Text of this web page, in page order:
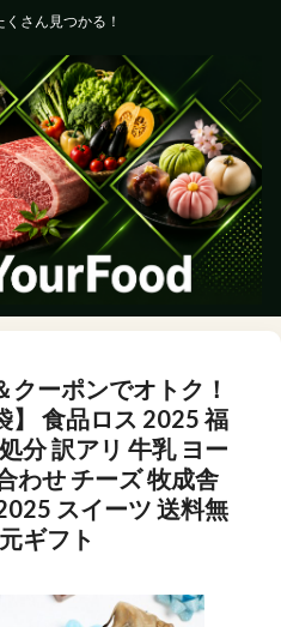
さん見つかる！
ーポンでオトク！
】 食品ロス 2025 福
分 訳アリ 牛乳 ヨー
わせ チーズ 牧成舎
スイーツ 送料無
ギフト